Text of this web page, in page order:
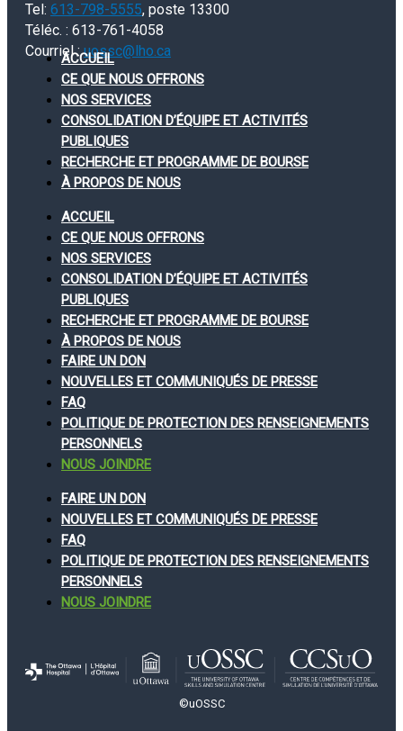
Tel: 613-798-5555, poste 13300
Téléc. : 613-761-4058
Courriel :uossc@lho.ca
ACCUEIL
CE QUE NOUS OFFRONS
NOS SERVICES
CONSOLIDATION D’ÉQUIPE ET ACTIVITÉS
PUBLIQUES
RECHERCHE ET PROGRAMME DE BOURSE
À PROPOS DE NOUS
ACCUEIL
CE QUE NOUS OFFRONS
NOS SERVICES
CONSOLIDATION D’ÉQUIPE ET ACTIVITÉS
PUBLIQUES
RECHERCHE ET PROGRAMME DE BOURSE
À PROPOS DE NOUS
FAIRE UN DON
NOUVELLES ET COMMUNIQUÉS DE PRESSE
FAQ
POLITIQUE DE PROTECTION DES RENSEIGNEMENTS
PERSONNELS
NOUS JOINDRE
FAIRE UN DON
NOUVELLES ET COMMUNIQUÉS DE PRESSE
FAQ
POLITIQUE DE PROTECTION DES RENSEIGNEMENTS
PERSONNELS
NOUS JOINDRE
©uOSSC